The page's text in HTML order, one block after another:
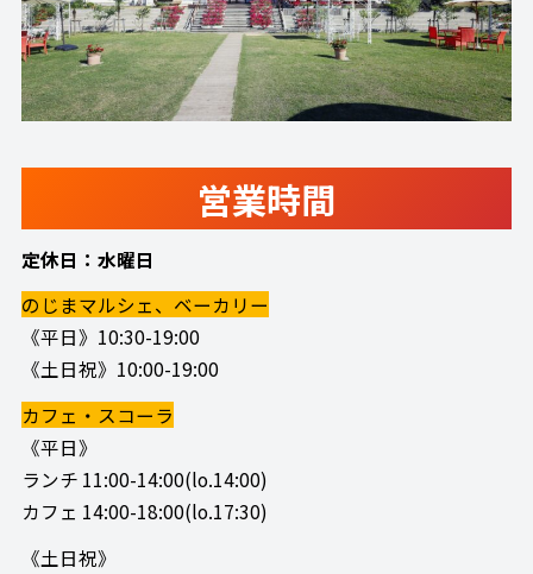
営業時間
定休日：水曜日
のじまマルシェ、ベーカリー
《平日》10:30-19:00
《土日祝》10:00-19:00
カフェ・スコーラ
《平日》
ランチ 11:00-14:00(lo.14:00)
カフェ 14:00-18:00(lo.17:30)
《土日祝》